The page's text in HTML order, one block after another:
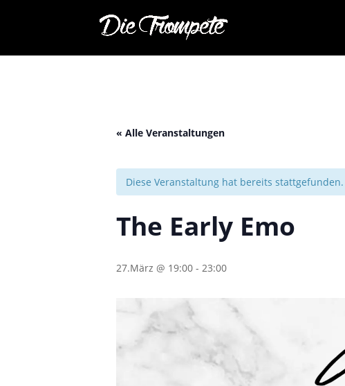
« Alle Veranstaltungen
Diese Veranstaltung hat bereits stattgefunden.
The Early Emo
27.März @ 19:00 - 23:00